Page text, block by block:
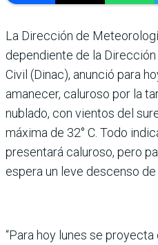
La Dirección de
dependiente de la
Civil (Dinac), anunció para
amanecer, caluroso por la
nublado, con vientos del
máxima de 32° C. Todo
presentará caluroso, pero
espera un leve descenso
“Para hoy lunes se